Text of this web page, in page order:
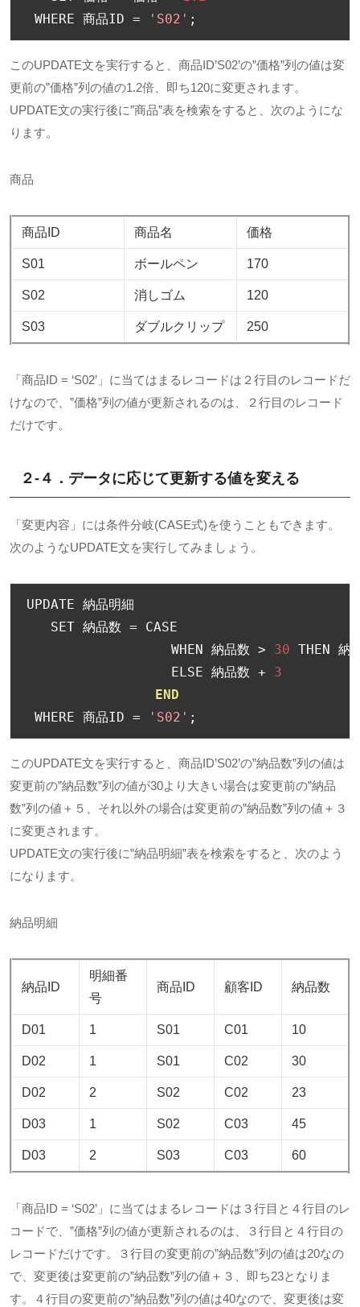
WHERE 商品ID = 'S02' ;
このUPDATE文を実行すると、商品ID’S02’の”価格”列の値は変
更前の”価格”列の値の1.2倍、即ち120に変更されます。
UPDATE文の実行後に”商品”表を検索をすると、次のようにな
ります。
商品
商品ID 商品名 価格
S01 ボールペン 170
S02 消しゴム 120
S03 ダブルクリップ 250
「商品ID = ‘S02’」に当てはまるレコードは２行目のレコードだ
けなので、”価格”列の値が更新されるのは、２行目のレコード
だけです。
２-４．データに応じて更新する値を変える
「変更内容」には条件分岐(CASE式)を使うこともできます。
次のようなUPDATE文を実行してみましょう。
UPDATE 納品明細
   SET
納品数 = CASE
                  WHEN
納品数 > 30 THEN 納
                  ELSE
納品数 +
3
END
WHERE 商品ID = 'S02' ;
このUPDATE文を実行すると、商品ID’S02’の”納品数”列の値は
変更前の”納品数”列の値が30より大きい場合は変更前の”納品
数”列の値＋５、それ以外の場合は変更前の”納品数”列の値＋３
に変更されます。
UPDATE文の実行後に”納品明細”表を検索をすると、次のよう
になります。
納品明細
納品ID
明細番
号
商品ID 顧客ID 納品数
D01 1 S01 C01 10
D02 1 S01 C02 30
D02 2 S02 C02 23
D03 1 S02 C03 45
D03 2 S03 C03 60
「商品ID = ‘S02’」に当てはまるレコードは３行目と４行目のレ
コードで、”価格”列の値が更新されるのは、３行目と４行目の
レコードだけです。３行目の変更前の”納品数”列の値は20なの
で、変更後は変更前の”納品数”列の値＋３、即ち23となりま
す。４行目の変更前の”納品数”列の値は40なので、変更後は変